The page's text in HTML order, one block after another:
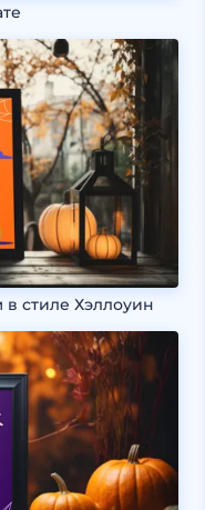
стиле Хэллоуин